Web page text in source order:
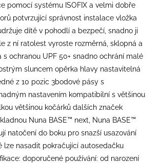
pomocí systému ISOFIX a velmi dobře
potvrzující správnost instalace vložka
dítě v pohodlí a bezpečí, snadno ji
z ní ratolest vyroste rozměrná, sklopná a
ochranou UPF 50+ snadno ochrání malé
sluncem opěrka hlavy nastavitelná
z 10 pozic 3bodové pásy s
nastavením kompatibilní s většinou
většinou kočárků dalších značek
Nuna BASE™ next, Nuna BASE™
natočení do boku pro snazší usazování
lze nasadit pokračující autosedačku
doporučené používání: od narození